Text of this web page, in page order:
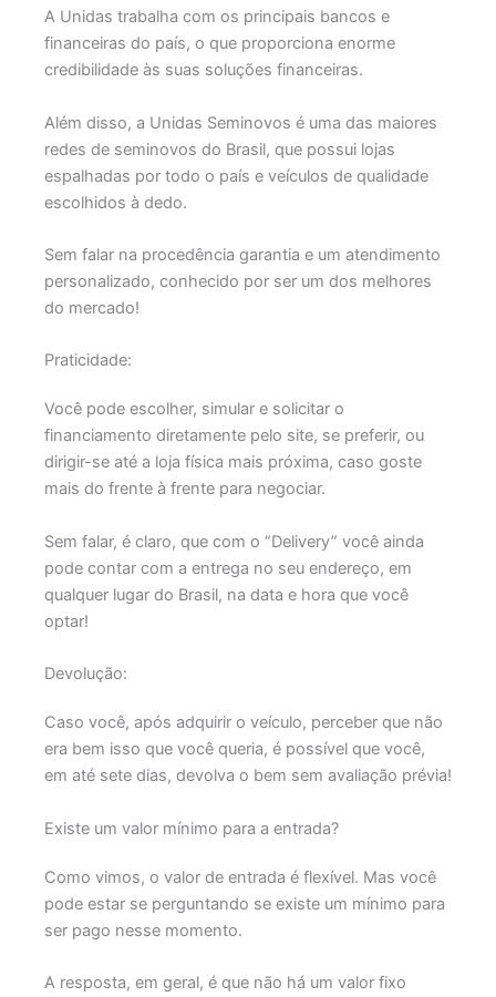
A Unidas trabalha com os principais bancos e
financeiras do país, o que proporciona enorme
credibilidade às suas soluções financeiras.
Além disso, a Unidas Seminovos é uma das maiores
redes de seminovos do Brasil, que possui lojas
espalhadas por todo o país e veículos de qualidade
escolhidos à dedo.
Sem falar na procedência garantia e um atendimento
personalizado, conhecido por ser um dos melhores
do mercado!
Praticidade:
Você pode escolher, simular e solicitar o
financiamento diretamente pelo site, se preferir, ou
dirigir-se até a loja física mais próxima, caso goste
mais do frente à frente para negociar.
Sem falar, é claro, que com o “Delivery” você ainda
pode contar com a entrega no seu endereço, em
qualquer lugar do Brasil, na data e hora que você
optar!
Devolução:
Caso você, após adquirir o veículo, perceber que não
era bem isso que você queria, é possível que você,
em até sete dias, devolva o bem sem avaliação prévia!
Existe um valor mínimo para a entrada?
Como vimos, o valor de entrada é flexível. Mas você
pode estar se perguntando se existe um mínimo para
ser pago nesse momento.
A resposta, em geral, é que não há um valor fixo